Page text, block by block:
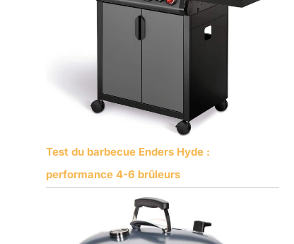
Test du barbecue Enders Hyde :
performance 4-6 brûleurs